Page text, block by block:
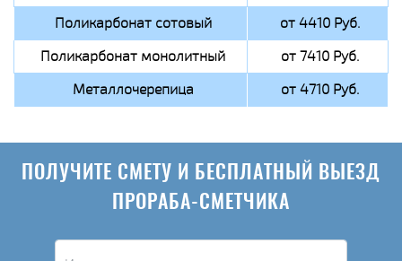
Поликарбонат сотовый
от 4410 Руб.
Поликарбонат монолитный
от 7410 Руб.
Металлочерепица
от 4710 Руб.
ПОЛУЧИТЕ СМЕТУ И БЕСПЛАТНЫЙ ВЫЕЗД
ПРОРАБА-СМЕТЧИКА